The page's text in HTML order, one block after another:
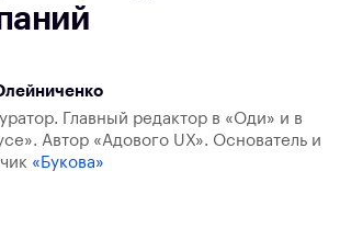
Главный редактор в «Оди» и в
Автор «Адового UX». Основатель и
«Букова»